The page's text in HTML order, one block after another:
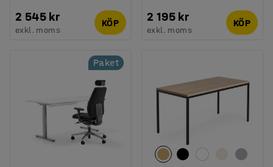
2 545 kr
exkl. moms
KÖP 2 195 kr
exkl. moms
KÖP
Paket